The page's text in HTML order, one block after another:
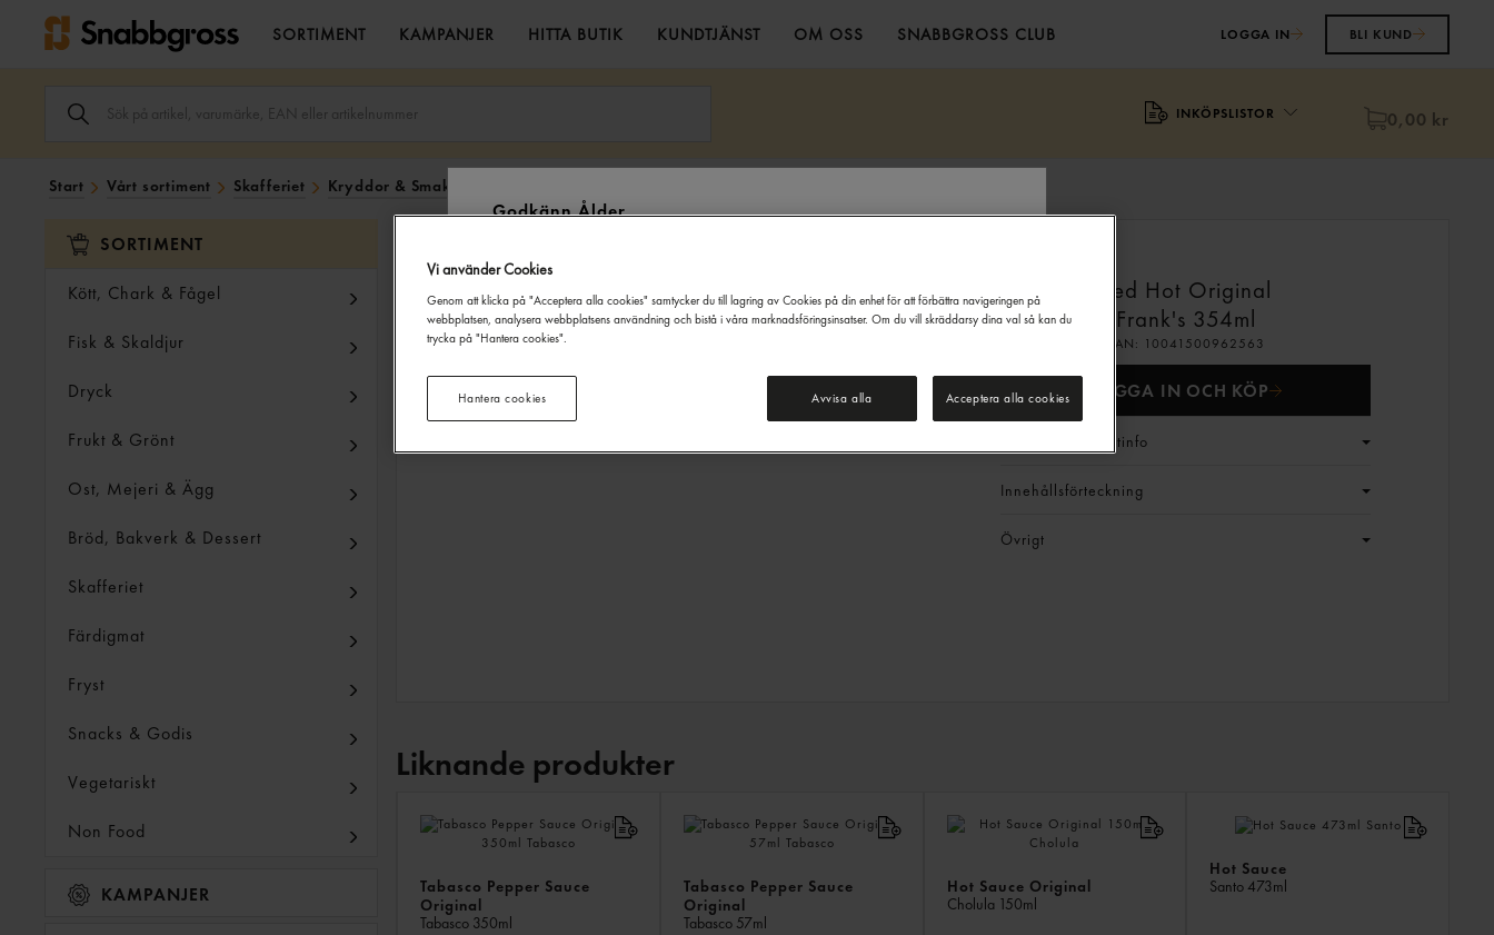
SORTIMENT KAMPANJER HITTA BUTIK KUNDTJÄNST OM OSS SNABBGROSS CLUB LOGGA IN BLI KUND
ARTIKEL,
ARTIKELNUMMER
SÖK
FÄLTET.
INKÖPSLISTOR 0,00 kr
Start Vårt sortiment Skafferiet Kryddor & Smaksättning
SORTIMENT
Kött, Chark & Fågel
Fisk & Skaldjur
Dryck
Frukt & Grönt
Ost, Mejeri & Ägg
Bröd, Bakverk & Dessert
Skafferiet
Färdigmat
Fryst
Snacks & Godis
Vegetariskt
Non Food
KAMPANJER
Red Hot Original
Frank's 354ml
EAN: 10041500962563
LOGGA IN OCH KÖP
Generell produktinfo
Innehållsförteckning
Övrigt
Liknande produkter
Tabasco Pepper Sauce
Original
Tabasco 350ml
Tabasco Pepper Sauce
Original
Tabasco 57ml
Hot Sauce Original
Cholula 150ml
Hot Sauce
Santo 473ml
Vi använder Cookies
Genom att klicka på "Acceptera alla cookies" samtycker du till lagring av Cookies på din enhet för att förbättra navigeringen på
webbplatsen, analysera webbplatsens användning och bistå i våra marknadsföringsinsatser. Om du vill skräddarsy dina val så kan du
trycka på "Hantera cookies".
Avvisa alla Acceptera alla cookies
Hantera cookies
Godkänn Ålder
och besök på denna webbplats måste du vara 20 år eller äldre.
JAG ÄR UNDER 20 ÅR JAG ÄR 20 ÅR ELLER ÄLDRE